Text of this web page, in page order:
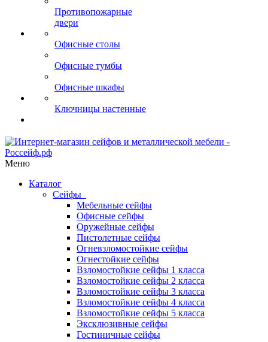
Противопожарные
двери
Офисные столы
Офисные тумбы
Офисные шкафы
Ключницы настенные
Меню
Каталог
Сейфы
Мебельные сейфы
Офисные сейфы
Оружейные сейфы
Пистолетные сейфы
Огневзломостойкие сейфы
Огнестойкие сейфы
Взломостойкие сейфы 1 класса
Взломостойкие сейфы 2 класса
Взломостойкие сейфы 3 класса
Взломостойкие сейфы 4 класса
Взломостойкие сейфы 5 класса
Эксклюзивные сейфы
Гостиничные сейфы